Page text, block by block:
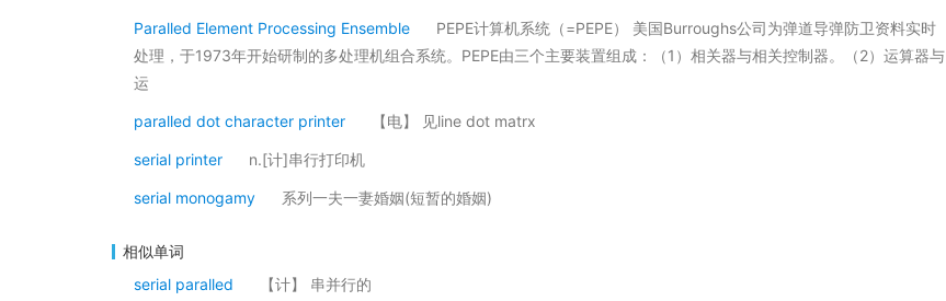
Paralled Element Processing Ensemble
PEPE计算机系统（=PEPE） 美国Burroughs公司为弹道导弹防卫资料实时
处理，于1973年开始研制的多处理机组合系统。PEPE由三个主要装置组成：（1）相关器与相关控制器。（2）运算器与
运
paralled dot character printer 【电】 见line dot matrx
serial printer n.[计]串行打印机
serial monogamy 系列一夫一妻婚姻(短暂的婚姻)
相似单词
serial paralled
【计】 串并行的